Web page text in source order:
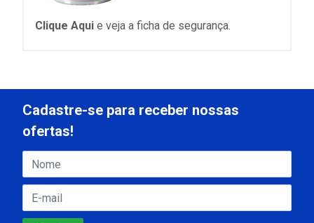
Clique Aqui e veja a ficha de segurança.
Cadastre-se para receber nossas
ofertas!